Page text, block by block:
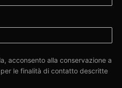
acconsento alla conservazione a
le finalità di contatto descritte